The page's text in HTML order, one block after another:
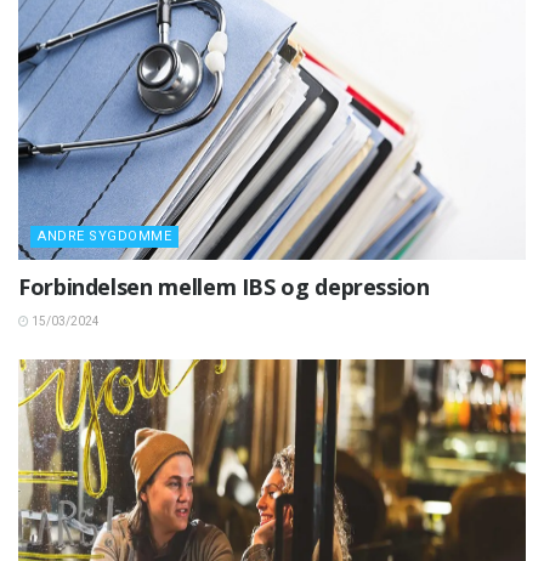
ANDRE SYGDOMME
Forbindelsen mellem IBS og depression
15/03/2024